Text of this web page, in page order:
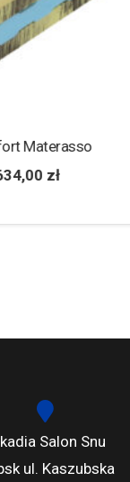
Materasso
zł
Salon Snu
ul. Kaszubska